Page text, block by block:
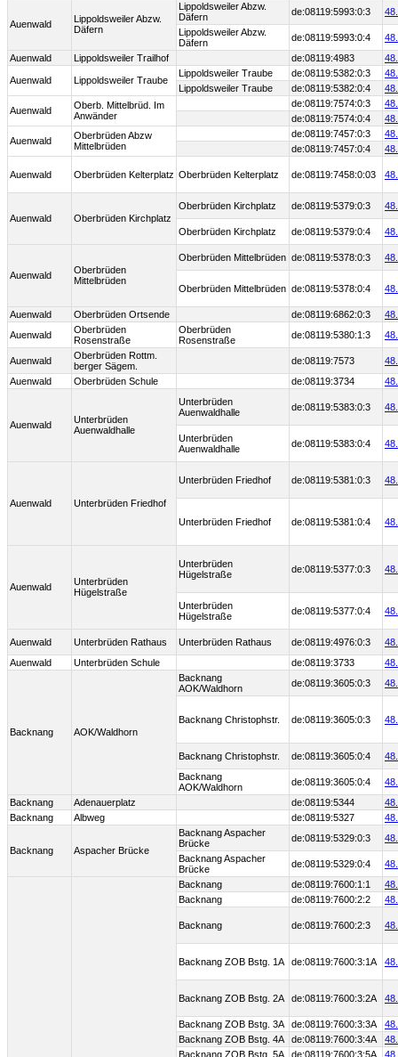
Auenwald
Lippoldsweiler Abzw.
Däfern
Lippoldsweiler Abzw.
Däfern
de:08119:5993:0:3
Lippoldsweiler Abzw.
Däfern
de:08119:5993:0:4
Auenwald
Lippoldsweiler Trailhof de:08119:4983
Auenwald Lippoldsweiler Traube
Lippoldsweiler Traube de:08119:5382:0:3
Lippoldsweiler Traube
de:08119:5382:0:4
Auenwald
Oberb. Mittelbrüd. Im
Anwänder
de:08119:7574:0:3
de:08119:7574:0:4
Auenwald
Oberbrüden Abzw
Mittelbrüden
de:08119:7457:0:3
de:08119:7457:0:4
Auenwald Oberbrüden Kelterplatz Oberbrüden Kelterplatz de:08119:7458:0:03
Auenwald Oberbrüden Kirchplatz
Oberbrüden Kirchplatz de:08119:5379:0:3
Oberbrüden Kirchplatz de:08119:5379:0:4
Auenwald
Oberbrüden
Mittelbrüden
Oberbrüden Mittelbrüden de:08119:5378:0:3
Oberbrüden Mittelbrüden de:08119:5378:0:4
Auenwald Oberbrüden Ortsende de:08119:6862:0:3
Auenwald
Oberbrüden
Rosenstraße
Oberbrüden
Rosenstraße
de:08119:5380:1:3
Auenwald
Oberbrüden Rottm.
berger Sägem.
de:08119:7573
Auenwald
Oberbrüden Schule de:08119:3734
Auenwald
Unterbrüden
Auenwaldhalle
Unterbrüden
Auenwaldhalle
de:08119:5383:0:3
Unterbrüden
Auenwaldhalle
de:08119:5383:0:4
Auenwald Unterbrüden Friedhof
Unterbrüden Friedhof de:08119:5381:0:3
Unterbrüden Friedhof de:08119:5381:0:4
Auenwald
Unterbrüden
Hügelstraße
Unterbrüden
Hügelstraße
de:08119:5377:0:3
Unterbrüden
Hügelstraße
de:08119:5377:0:4
Auenwald Unterbrüden Rathaus Unterbrüden Rathaus de:08119:4976:0:3
Auenwald
Unterbrüden Schule de:08119:3733
Backnang AOK/Waldhorn
Backnang
AOK/Waldhorn
de:08119:3605:0:3
Backnang Christophstr. de:08119:3605:0:3
Backnang Christophstr. de:08119:3605:0:4
Backnang
AOK/Waldhorn
de:08119:3605:0:4
Backnang
Adenauerplatz de:08119:5344
Backnang
Albweg de:08119:5327
Backnang Aspacher Brücke
Backnang Aspacher
Brücke
de:08119:5329:0:3
Backnang Aspacher
Brücke
de:08119:5329:0:4
Backnang
de:08119:7600:1:1
Backnang
de:08119:7600:2:2
Backnang de:08119:7600:2:3
Backnang ZOB Bstg. 1A de:08119:7600:3:1A
Backnang ZOB Bstg. 2A de:08119:7600:3:2A
Backnang ZOB Bstg. 3A de:08119:7600:3:3A
Backnang ZOB Bstg. 4A
de:08119:7600:3:4A
Backnang ZOB Bstg. 5A
de:08119:7600:3:5A